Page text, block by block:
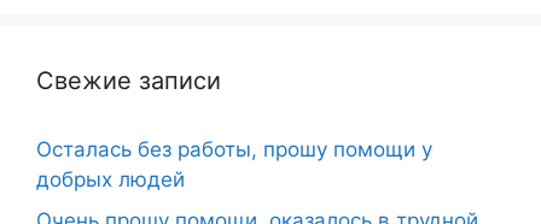
Свежие записи
Осталась без работы, прошу помощи у
добрых людей